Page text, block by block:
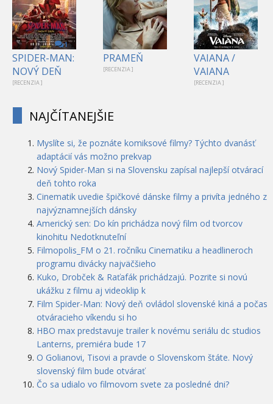
1
SPIDER-MAN:
NOVÝ DEŇ
[RECENZIA ]
PRAMEŇ
[RECENZIA ]
VAIANA /
VAIANA
[RECENZIA ]
NAJČÍTANEJŠIE
Myslíte si, že poznáte komiksové filmy? Týchto dvanásť
adaptácií vás možno prekvap
Nový Spider-Man si na Slovensku zapísal najlepší otvárací
deň tohto roka
Cinematik uvedie špičkové dánske filmy a privíta jedného z
najvýznamnejších dánsky
Americký sen: Do kín prichádza nový film od tvorcov
kinohitu Nedotknuteľní
Filmopolis_FM o 21. ročníku Cinematiku a headlineroch
programu divácky najväčšieho
Kuko, Drobček & Raťafák prichádzajú. Pozrite si novú
ukážku z filmu aj videoklip k
Film Spider-Man: Nový deň ovládol slovenské kiná a počas
otváracieho víkendu si ho
HBO max predstavuje trailer k novému seriálu dc studios
Lanterns, premiéra bude 17
O Golianovi, Tisovi a pravde o Slovenskom štáte. Nový
slovenský film bude otvárať
Čo sa udialo vo filmovom svete za posledné dni?